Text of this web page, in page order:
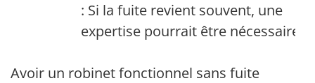
: Si la fuite revient souvent, une
expertise pourrait être nécessaire.
Avoir un robinet fonctionnel sans fuite